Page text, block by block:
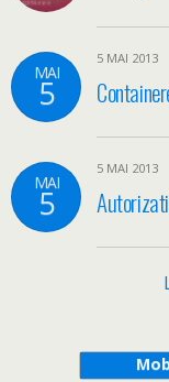
MAI
5
5 MAI 2013
MAI
5
5 MAI 2013